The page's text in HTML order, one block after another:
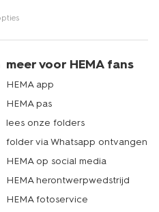
meer voor HEMA fans
HEMA app
HEMA pas
lees onze folders
folder via Whatsapp ontvangen
HEMA op social media
HEMA herontwerpwedstrijd
HEMA fotoservice